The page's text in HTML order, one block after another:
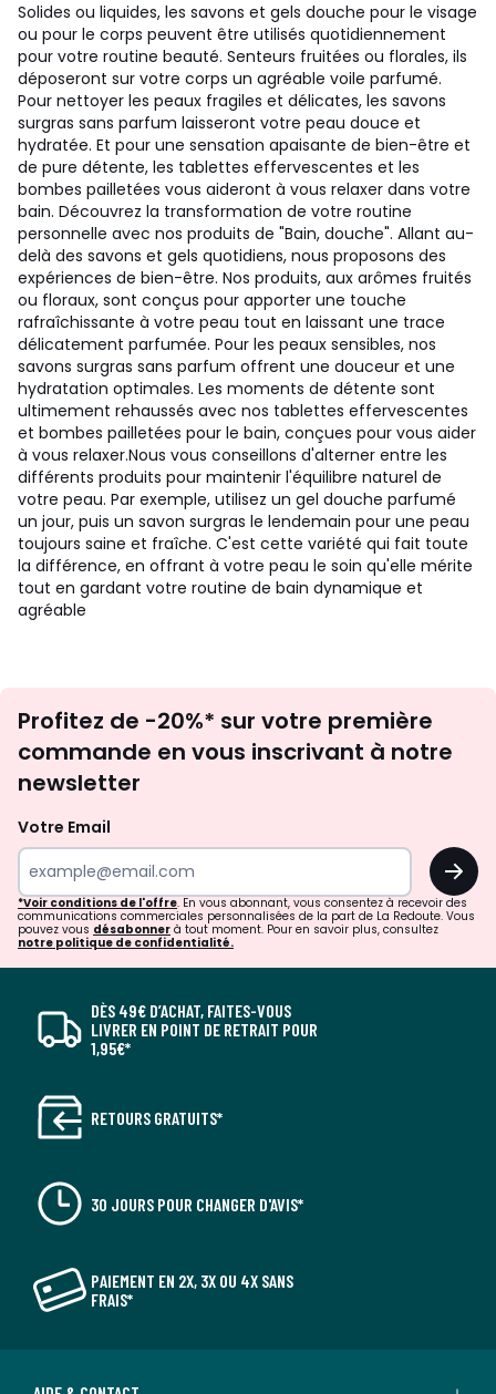
Solides ou liquides, les savons et gels douche pour le visage
ou pour le corps peuvent être utilisés quotidiennement
pour votre routine beauté. Senteurs fruitées ou florales, ils
déposeront sur votre corps un agréable voile parfumé.
Pour nettoyer les peaux fragiles et délicates, les savons
surgras sans parfum laisseront votre peau douce et
hydratée. Et pour une sensation apaisante de bien-être et
de pure détente, les tablettes effervescentes et les
bombes pailletées vous aideront à vous relaxer dans votre
bain. Découvrez la transformation de votre routine
personnelle avec nos produits de "Bain, douche". Allant au-
delà des savons et gels quotidiens, nous proposons des
expériences de bien-être. Nos produits, aux arômes fruités
ou floraux, sont conçus pour apporter une touche
rafraîchissante à votre peau tout en laissant une trace
délicatement parfumée. Pour les peaux sensibles, nos
savons surgras sans parfum offrent une douceur et une
hydratation optimales. Les moments de détente sont
ultimement rehaussés avec nos tablettes effervescentes
et bombes pailletées pour le bain, conçues pour vous aider
à vous relaxer.Nous vous conseillons d'alterner entre les
différents produits pour maintenir l'équilibre naturel de
votre peau. Par exemple, utilisez un gel douche parfumé
un jour, puis un savon surgras le lendemain pour une peau
toujours saine et fraîche. C'est cette variété qui fait toute
la différence, en offrant à votre peau le soin qu'elle mérite
tout en gardant votre routine de bain dynamique et
agréable
newsletter
Profitez de -20%* sur votre première
commande en vous inscrivant à notre
newsletter
Votre Email
OK
*Voir conditions de l'offre. En vous abonnant, vous consentez à recevoir des
communications commerciales personnalisées de la part de La Redoute. Vous
pouvez vous désabonner à tout moment. Pour en savoir plus, consultez
notre politique de confidentialité.
DÈS 49€ D’ACHAT, FAITES-VOUS
LIVRER EN POINT DE RETRAIT POUR
1,95€*
RETOURS GRATUITS*
30 JOURS POUR CHANGER D'AVIS*
PAIEMENT EN 2X, 3X OU 4X SANS
FRAIS*